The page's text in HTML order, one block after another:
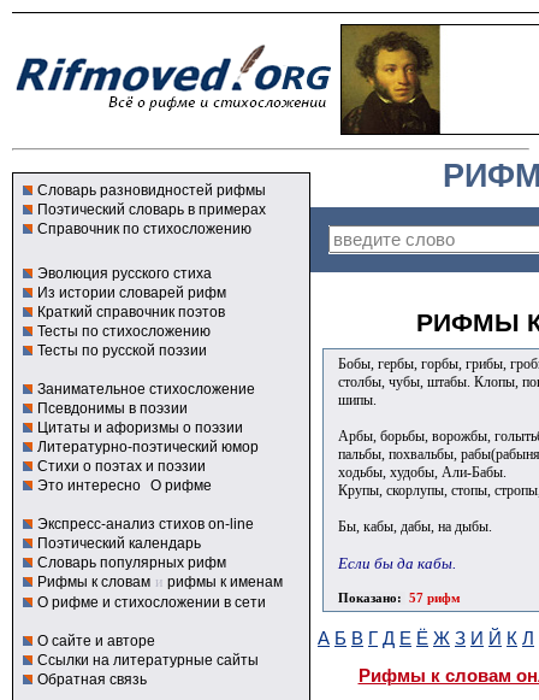
Словарь разновидностей рифмы
Поэтический словарь в примерах
Справочник по стихосложению
Эволюция русского стиха
Из истории словарей рифм
Краткий справочник поэтов
Тесты по стихосложению
Тесты по русской поэзии
Занимательное стихосложение
Псевдонимы в поэзии
Цитаты и афоризмы о поэзии
Литературно-поэтический юмор
Стихи о поэтах и поэзии
Это интересно О рифме
Экспресс-анализ стихов on-line
Поэтический календарь
Словарь популярных рифм
Рифмы к словам и рифмы к именам
О рифме и стихосложении в сети
О сайте и авторе
Ссылки на литературные сайты
Обратная связь
РИФМЫ
Бобы, гербы, горбы, грибы,
столбы, чубы, штабы. Клопы,
шипы.
Арбы, борьбы, ворожбы,
пальбы, похвальбы,
ходьбы, худобы, Али-Бабы.
Крупы, скорлупы, стопы,
Бы, кабы, дабы, на дыбы.
Если бы да кабы.
Показано: 57 рифм
А Б В Г Д Е Ё Ж З И Й К Л
Рифмы к словам